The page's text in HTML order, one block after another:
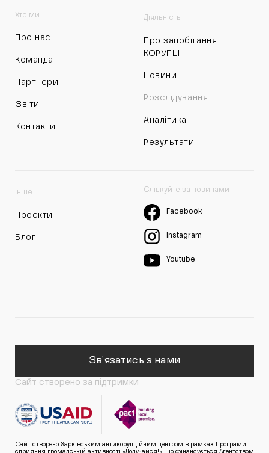
Хто ми
Про нас
Команда
Партнери
Звіти
Контакти
Діяльність
Про запобігання
КОРУПЦІЇ:
Новини
Розслідування
Аналітика
Результати
Інше
Проєкти
Блог
Слідкуйте за новинами
Facebook
Instagram
Youtube
Зв'язатись з нами
Сайт створено за підтримки
Сайт створено Харківським антикорупційним центром в рамках Програми